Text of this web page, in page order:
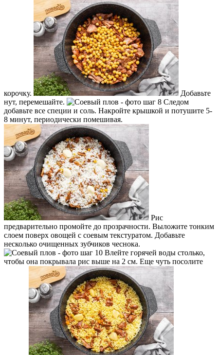
корочку.
Добавьте
нут, перемешайте.
Следом
добавьте все специи и соль. Накройте крышкой и потушите 5-
8 минут, периодически помешивая.
Рис
предварительно промойте до прозрачности. Выложите тонким
слоем поверх овощей с соевым текстуратом. Добавьте
несколько очищенных зубчиков чеснока.
Влейте горячей воды столько,
чтобы она покрывала рис выше на 2 см. Еще чуть посолите